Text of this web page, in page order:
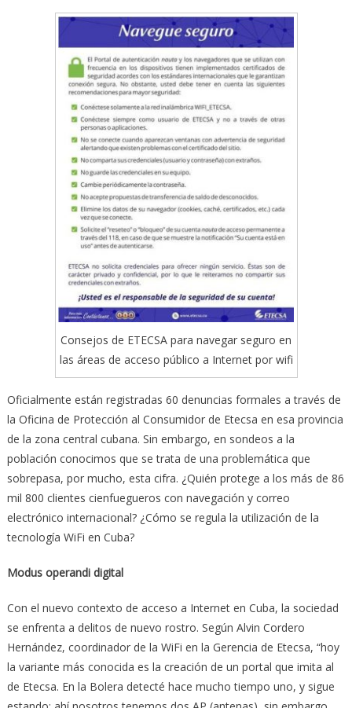
Consejos de ETECSA para navegar seguro en
las áreas de acceso público a Internet por wifi
Oficialmente están registradas 60 denuncias formales a través de
la Oficina de Protección al Consumidor de Etecsa en esa provincia
de la zona central cubana. Sin embargo, en sondeos a la
población conocimos que se trata de una problemática que
sobrepasa, por mucho, esta cifra. ¿Quién protege a los más de 86
mil 800 clientes cienfuegueros con navegación y correo
electrónico internacional? ¿Cómo se regula la utilización de la
tecnología WiFi en Cuba?
Modus operandi digital
Con el nuevo contexto de acceso a Internet en Cuba, la sociedad
se enfrenta a delitos de nuevo rostro. Según Alvin Cordero
Hernández, coordinador de la WiFi en la Gerencia de Etecsa, “hoy
la variante más conocida es la creación de un portal que imita al
de Etecsa. En la Bolera detecté hace mucho tiempo uno, y sigue